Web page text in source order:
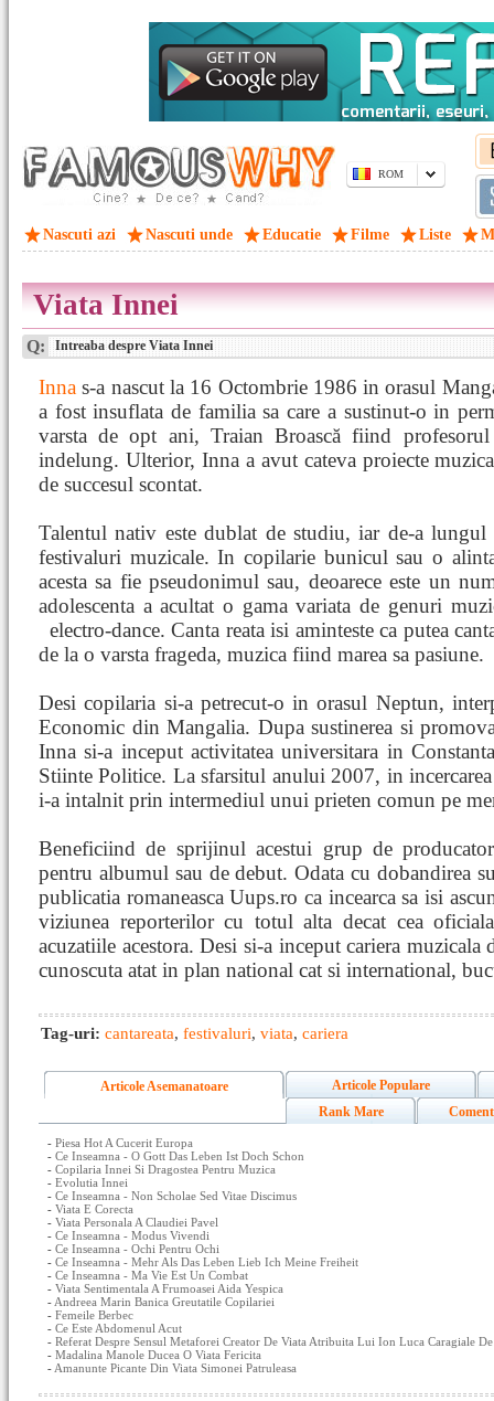
ROM
Nascuti azi Nascuti unde Educatie Filme Liste
Viata Innei
Q: Intreaba despre Viata Innei
Inna s-a nascut la 16 Octombrie 1986 in orasul
a fost insuflata de familia sa care a sustinut-o in
varsta de opt ani, Traian Broască fiind
indelung. Ulterior, Inna a avut cateva proiecte
de succesul scontat.
Talentul nativ este dublat de studiu, iar de-a
festivaluri muzicale. In copilarie bunicul sau o
acesta sa fie pseudonimul sau, deoarece este un
adolescenta a acultat o gama variata de genuri
electro-dance. Canta reata isi aminteste ca putea
de la o varsta frageda, muzica fiind marea sa pasiune.
Desi copilaria si-a petrecut-o in orasul Neptun,
Economic din Mangalia. Dupa sustinerea si
Inna si-a inceput activitatea universitara in
Stiinte Politice. La sfarsitul anului 2007, in
i-a intalnit prin intermediul unui prieten comun pe
Beneficiind de sprijinul acestui grup de
pentru albumul sau de debut. Odata cu dobandirea
publicatia romaneasca Uups.ro ca incearca sa isi
viziunea reporterilor cu totul alta decat cea
acuzatiile acestora. Desi si-a inceput cariera
cunoscuta atat in plan national cat si international,
Tag-uri: cantareata, festivaluri, viata, cariera
Articole Asemanatoare
Articole Populare
Rank Mare
- Piesa Hot A Cucerit Europa
- Ce Inseamna - O Gott Das Leben Ist Doch Schon
- Copilaria Innei Si Dragostea Pentru Muzica
- Evolutia Innei
- Ce Inseamna - Non Scholae Sed Vitae Discimus
- Viata E Corecta
- Viata Personala A Claudiei Pavel
- Ce Inseamna - Modus Vivendi
- Ce Inseamna - Ochi Pentru Ochi
- Ce Inseamna - Mehr Als Das Leben Lieb Ich Meine Freiheit
- Ce Inseamna - Ma Vie Est Un Combat
- Viata Sentimentala A Frumoasei Aida Yespica
- Andreea Marin Banica Greutatile Copilariei
- Femeile Berbec
- Ce Este Abdomenul Acut
- Referat Despre Sensul Metaforei Creator De Viata Atribuita Lui Ion Luca Caragiale
- Madalina Manole Ducea O Viata Fericita
- Amanunte Picante Din Viata Simonei Patruleasa